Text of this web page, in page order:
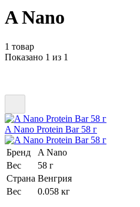
A Nano
1 товар
Показано 1 из 1
A Nano Protein Bar 58 г
Бренд
A Nano
Вес
58 г
Страна Венгрия
Вес
0.058 кг